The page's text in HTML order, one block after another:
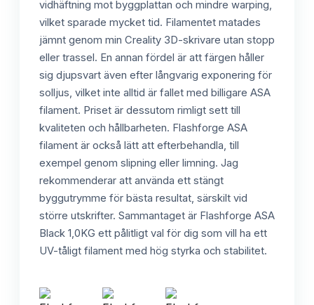
vidhäftning mot byggplattan och mindre warping,
vilket sparade mycket tid. Filamentet matades
jämnt genom min Creality 3D-skrivare utan stopp
eller trassel. En annan fördel är att färgen håller
sig djupsvart även efter långvarig exponering för
solljus, vilket inte alltid är fallet med billigare ASA
filament. Priset är dessutom rimligt sett till
kvaliteten och hållbarheten. Flashforge ASA
filament är också lätt att efterbehandla, till
exempel genom slipning eller limning. Jag
rekommenderar att använda ett stängt
byggutrymme för bästa resultat, särskilt vid
större utskrifter. Sammantaget är Flashforge ASA
Black 1,0KG ett pålitligt val för dig som vill ha ett
UV-tåligt filament med hög styrka och stabilitet.